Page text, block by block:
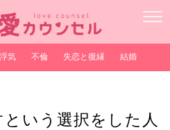
浮気 不倫 失恋と復縁 結婚
いう選択をした人